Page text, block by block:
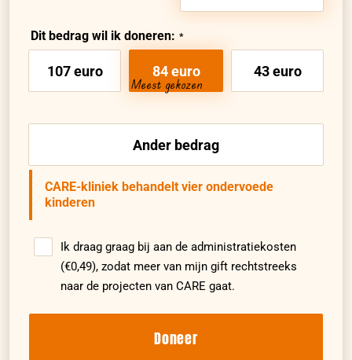
Dit bedrag wil ik doneren:
107 euro 84 euro
Meest gekozen
43 euro
Ander bedrag
CARE-kliniek behandelt vier ondervoede
kinderen
Ik draag graag bij aan de administratiekosten
(€0,49), zodat meer van mijn gift rechtstreeks
naar de projecten van CARE gaat.
Doneer